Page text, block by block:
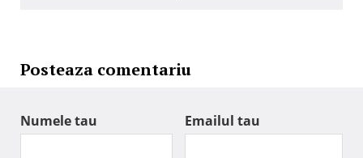
Posteaza comentariu
Numele tau Emailul tau